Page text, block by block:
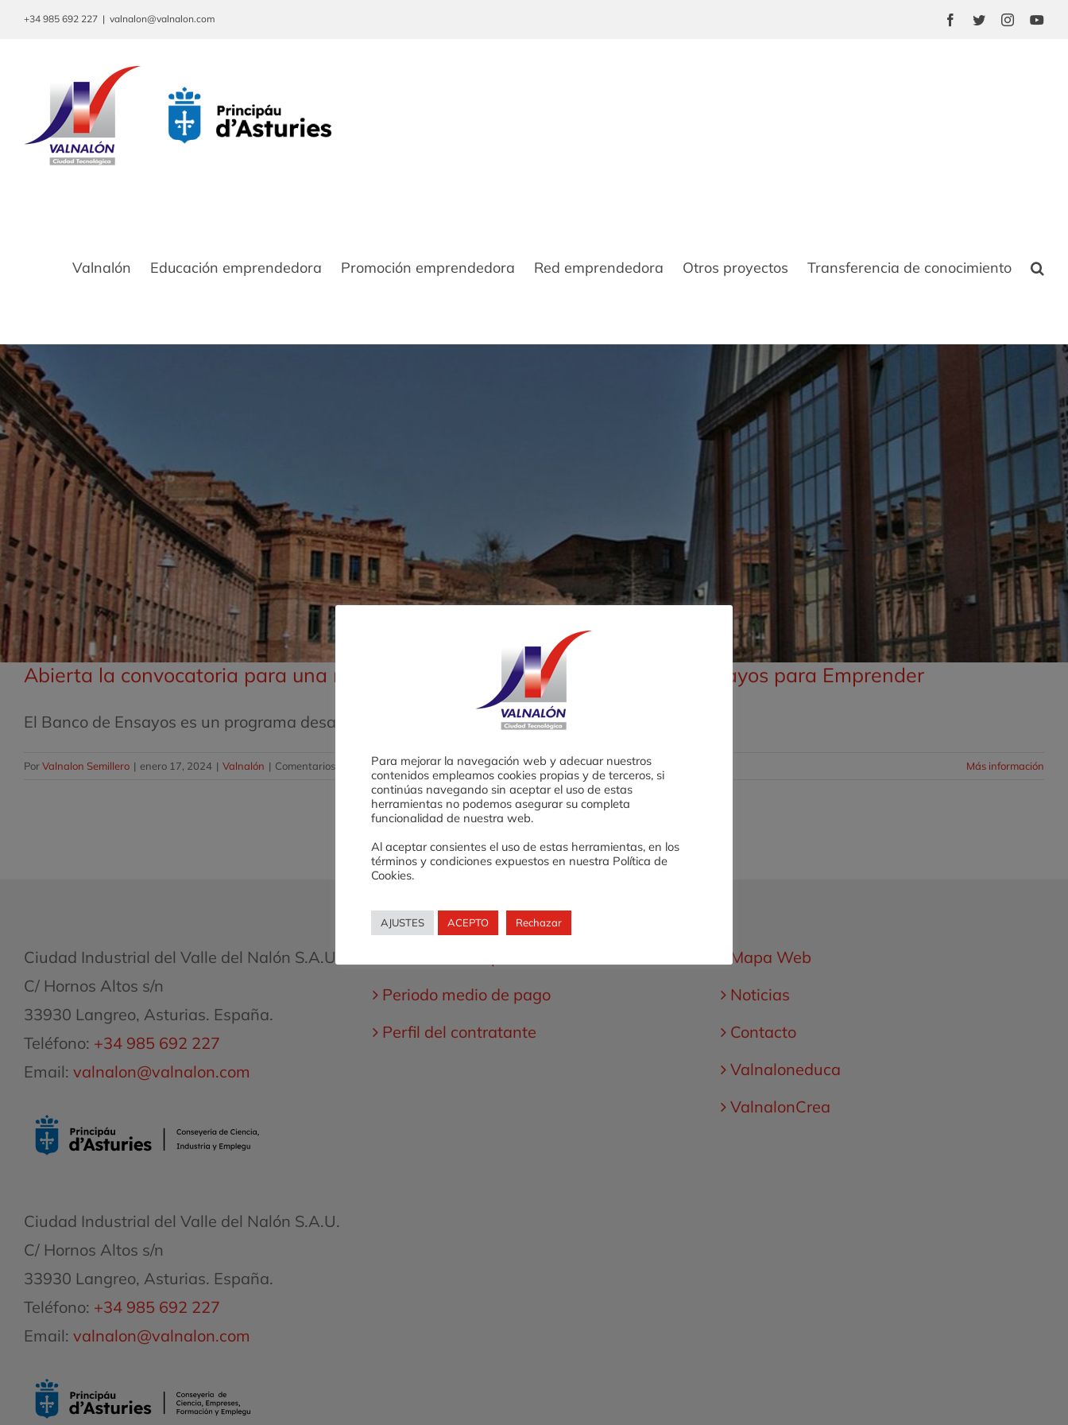
Saltar+34 985 692 227 | valnalon@valnalon.com Facebook
TwitterInstagram
Valnalón Educación emprendedora Promoción emprendedora Red emprendedora Otros proyectos Transferencia de conocimiento
Abierta la convocatoria para una nueva edición del programa: Banco de Ensayos para Emprender
El Banco de Ensayos es un programa desarrollado por Valnalón [...]
PorValnalon Semillero | enero 17, 2024 | Valnalón | Comentarios desactivados en
Abierta
la
convocatoria
una
nueva
del
programa:
de
para
Más información
Ciudad Industrial del Valle del Nalón S.A.U.
C/ Hornos Altos s/n
33930 Langreo, Asturias. España.
Teléfono: +34 985 692 227
Email: valnalon@valnalon.com
Ciudad Industrial del Valle del Nalón S.A.U.
C/ Hornos Altos s/n
33930 Langreo, Asturias. España.
Teléfono: +34 985 692 227
Email: valnalon@valnalon.com
Periodo medio de pago
Perfil del contratante
Mapa Web
Noticias
Contacto
Valnaloneduca
ValnalonCrea
Para mejorar la navegación web y adecuar nuestros
contenidos empleamos cookies propias y de terceros, si
continúas navegando sin aceptar el uso de estas
herramientas no podemos asegurar su completa
funcionalidad de nuestra web.
Al aceptar consientes el uso de estas herramientas, en los
términos y condiciones expuestos en nuestra Política de
Cookies.
AJUSTES ACEPTO Rechazar